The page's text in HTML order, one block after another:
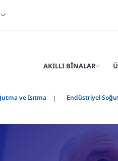
AKILLI BINALAR
ve Isıtma Endüstriyel